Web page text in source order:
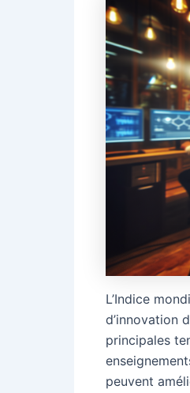
L’Indice
d’innovation
principales
peuvent